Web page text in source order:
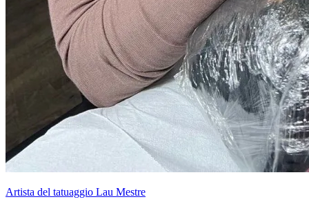
Artista del tatuaggio Lau Mestre